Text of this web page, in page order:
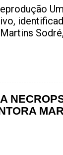
sábado,
A suspeita é
quando
atender
do